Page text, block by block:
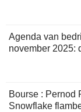
Agenda van
november 2025:
Bourse : Pernod
Snowflake